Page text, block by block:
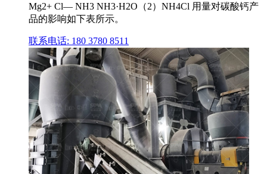
Mg2+ Cl— NH3 NH3·H2O（2）NH4Cl 用量对碳酸钙产
品的影响如下表所示。
联系电话: 180 3780 8511